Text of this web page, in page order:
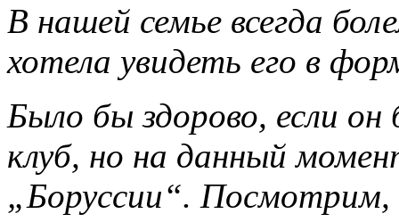
В нашей семье всегда
хотела увидеть его в
Было бы здорово, если он
клуб, но на данный
„Боруссии“. Посмотрим,